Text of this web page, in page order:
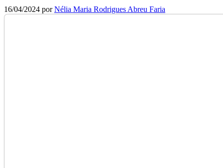
16/04/2024 porNélia Maria Rodrigues Abreu Faria